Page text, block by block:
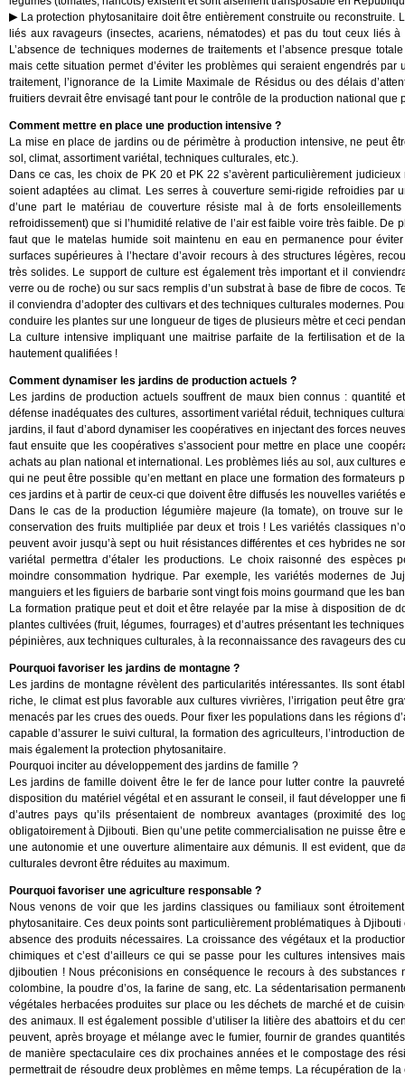
La protection phytosanitaire doit être entièrement construite ou
liés aux ravageurs (insectes, acariens, nématodes) et pas du tout ceux liés
L’absence de techniques modernes de traitements et l’absence presque
mais cette situation permet d’éviter les problèmes qui seraient engendrés
traitement, l’ignorance de la Limite Maximale de Résidus ou des délais
fruitiers devrait être envisagé tant pour le contrôle de la production national que
Comment mettre en place une production intensive ?
La mise en place de jardins ou de périmètre à production intensive, ne peut
sol, climat, assortiment variétal, techniques culturales, etc.).
Dans ce cas, les choix de PK 20 et PK 22 s’avèrent particulièrement
soient adaptées au climat. Les serres à couverture semi-rigide refroidies
d’une part le matériau de couverture résiste mal à de forts
refroidissement) que si l’humidité relative de l’air est faible voire très faible.
faut que le matelas humide soit maintenu en eau en permanence pour
surfaces supérieures à l’hectare d’avoir recours à des structures légères,
très solides. Le support de culture est également très important et il
verre ou de roche) ou sur sacs remplis d’un substrat à base de fibre de cocos.
il conviendra d’adopter des cultivars et des techniques culturales modernes.
conduire les plantes sur une longueur de tiges de plusieurs mètre et ceci
La culture intensive impliquant une maitrise parfaite de la fertilisation et de
hautement qualifiées !
Comment dynamiser les jardins de production actuels ?
Les jardins de production actuels souffrent de maux bien connus : quantité
défense inadéquates des cultures, assortiment variétal réduit, techniques
jardins, il faut d’abord dynamiser les coopératives en injectant des forces
faut ensuite que les coopératives s’associent pour mettre en place une
achats au plan national et international. Les problèmes liés au sol, aux
qui ne peut être possible qu’en mettant en place une formation des formateurs
ces jardins et à partir de ceux-ci que doivent être diffusés les nouvelles variétés
Dans le cas de la production légumière majeure (la tomate), on trouve
conservation des fruits multipliée par deux et trois ! Les variétés classiques
peuvent avoir jusqu’à sept ou huit résistances différentes et ces hybrides ne
variétal permettra d’étaler les productions. Le choix raisonné des
moindre consommation hydrique. Par exemple, les variétés modernes de
manguiers et les figuiers de barbarie sont vingt fois moins gourmand que les
La formation pratique peut et doit et être relayée par la mise à disposition de
plantes cultivées (fruit, légumes, fourrages) et d’autres présentant les
pépinières, aux techniques culturales, à la reconnaissance des ravageurs des
Pourquoi favoriser les jardins de montagne ?
Les jardins de montagne révèlent des particularités intéressantes. Ils sont
riche, le climat est plus favorable aux cultures vivrières, l’irrigation peut être
menacés par les crues des oueds. Pour fixer les populations dans les régions
capable d’assurer le suivi cultural, la formation des agriculteurs, l’introduction
mais également la protection phytosanitaire.
Pourquoi inciter au développement des jardins de famille ?
Les jardins de famille doivent être le fer de lance pour lutter contre la
disposition du matériel végétal et en assurant le conseil, il faut développer
d’autres pays qu’ils présentaient de nombreux avantages (proximité des
obligatoirement à Djibouti. Bien qu’une petite commercialisation ne puisse être
une autonomie et une ouverture alimentaire aux démunis. Il est evident, que
culturales devront être réduites au maximum.
Pourquoi favoriser une agriculture responsable ?
Nous venons de voir que les jardins classiques ou familiaux sont
phytosanitaire. Ces deux points sont particulièrement problématiques à
absence des produits nécessaires. La croissance des végétaux et la
chimiques et c’est d’ailleurs ce qui se passe pour les cultures intensives
djiboutien ! Nous préconisions en conséquence le recours à des
colombine, la poudre d’os, la farine de sang, etc. La sédentarisation
végétales herbacées produites sur place ou les déchets de marché et de
des animaux. Il est également possible d’utiliser la litière des abattoirs et du
peuvent, après broyage et mélange avec le fumier, fournir de grandes
de manière spectaculaire ces dix prochaines années et le compostage des
permettrait de résoudre deux problèmes en même temps. La récupération de